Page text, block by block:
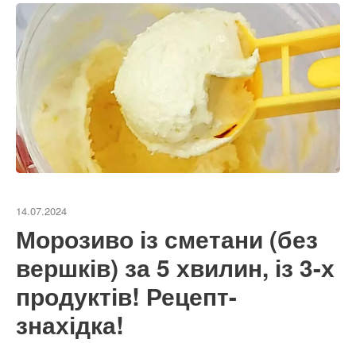
14.07.2024
Морозиво із сметани (без
вершків) за 5 хвилин, із 3-х
продуктів! Рецепт-
знахідка!